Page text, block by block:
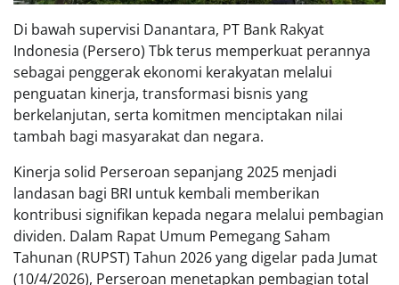
Di bawah supervisi Danantara, PT Bank Rakyat
Indonesia (Persero) Tbk terus memperkuat perannya
sebagai penggerak ekonomi kerakyatan melalui
penguatan kinerja, transformasi bisnis yang
berkelanjutan, serta komitmen menciptakan nilai
tambah bagi masyarakat dan negara.
Kinerja solid Perseroan sepanjang 2025 menjadi
landasan bagi BRI untuk kembali memberikan
kontribusi signifikan kepada negara melalui pembagian
dividen. Dalam Rapat Umum Pemegang Saham
Tahunan (RUPST) Tahun 2026 yang digelar pada Jumat
(10/4/2026), Perseroan menetapkan pembagian total